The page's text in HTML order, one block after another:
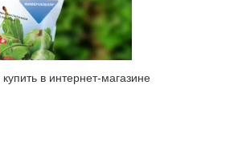
купить в интернет-магазине